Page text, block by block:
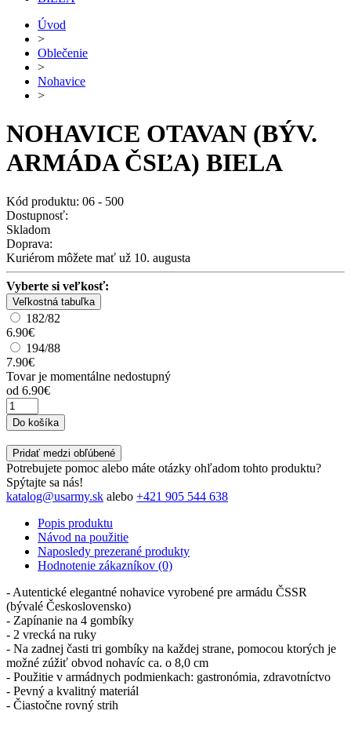
Úvod
>
Oblečenie
>
Nohavice
>
NOHAVICE OTAVAN (BÝV.
ARMÁDA ČSĽA) BIELA
Kód produktu: 06 - 500
Dostupnosť:
Skladom
Doprava:
Kuriérom môžete mať už 10. augusta
Vyberte si veľkosť:
Veľkostná tabuľka
182/82
6.90€
194/88
7.90€
Tovar je momentálne nedostupný
od 6.90€
Do košíka
Pridať medzi obľúbené
Potrebujete pomoc alebo máte otázky ohľadom tohto produktu?
Spýtajte sa nás!
katalog@usarmy.sk alebo +421 905 544 638
Popis produktu
Návod na použitie
Naposledy prezerané produkty
Hodnotenie zákazníkov (0)
- Autentické elegantné nohavice vyrobené pre armádu ČSSR
(bývalé Československo)
- Zapínanie na 4 gombíky
- 2 vrecká na ruky
- Na zadnej časti tri gombíky na každej strane, pomocou ktorých je
možné zúžiť obvod nohavíc ca. o 8,0 cm
- Použitie v armádnych podmienkach: gastronómia, zdravotníctvo
- Pevný a kvalitný materiál
- Čiastočne rovný strih